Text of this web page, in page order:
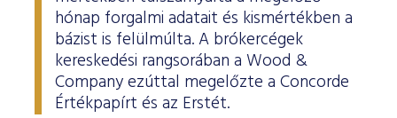
hónap forgalmi adatait és kismértékben a
bázist is felülmúlta. A brókercégek
kereskedési rangsorában a Wood &
Company ezúttal megelőzte a Concorde
Értékpapírt és az Erstét.